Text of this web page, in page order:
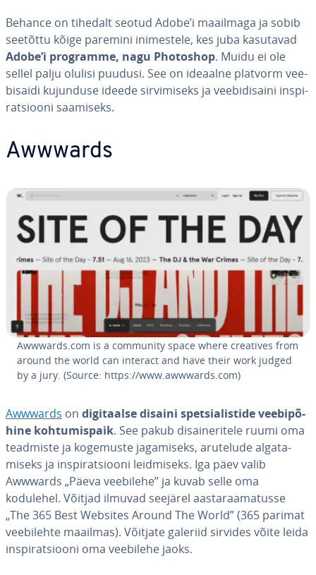
Behance on tihedalt seotud Adobe’i maailmaga ja sobib
seetõttu kõige paremini ini­mes­tele, kes juba kasutavad
Adobe’i programme, nagu Photoshop. Muidu ei ole
sellel palju olulisi puudusi. See on ideaalne platvorm vee­
bi­saidi kujunduse ideede sir­vi­miseks ja vee­bi­di­saini ins­pi­
rat­siooni saamiseks.
Awwwards
Awwwards.com is a community space where creatives from
around the world can interact and have their work judged
by a jury. (Source: https://www.awwwards.com)
Awwwards on di­gi­taalse disaini spet­sia­lis­tide vee­bi­põ­
hine koh­tu­mis­paik. See pakub di­sai­ne­ri­tele ruumi oma
teadmiste ja kogemuste ja­ga­miseks, arutelude al­ga­ta­
miseks ja ins­pi­rat­siooni leid­miseks. Iga päev valib
Awwwards „Päeva veebilehe” ja kuvab selle oma
kodulehel. Võitjad ilmuvad seejärel aas­ta­raa­ma­tu­sse
„The 365 Best Websites Around The World” (365 parimat
vee­bi­lehte maailmas). Võitjate galeriid sirvides võite leida
ins­pi­rat­siooni oma veebilehe jaoks.